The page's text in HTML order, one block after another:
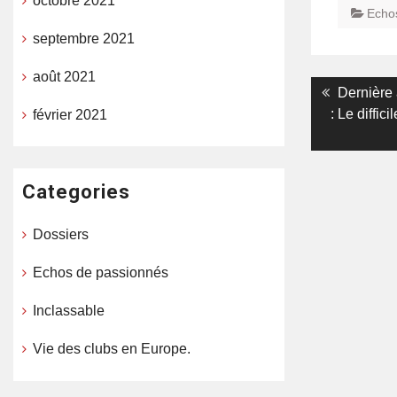
de
l’article
Previous
post:
Dernière
: Le
septembre 2021
août 2021
février 2021
Categories
Dossiers
Echos de passionnés
Inclassable
Vie des clubs en Europe.